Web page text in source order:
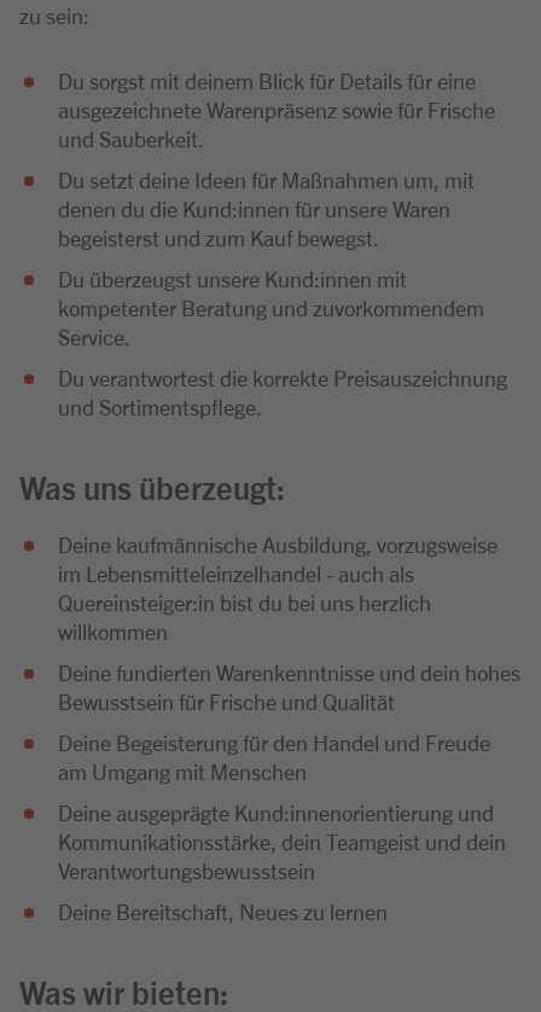
zu sein:
Du sorgst mit deinem Blick für Details für eine
ausgezeichnete Warenpräsenz sowie für Frische
und Sauberkeit.
Du setzt deine Ideen für Maßnahmen um, mit
denen du die Kund:innen für unsere Waren
begeisterst und zum Kauf bewegst.
Du überzeugst unsere Kund:innen mit
kompetenter Beratung und zuvorkommendem
Service.
Du verantwortest die korrekte Preisauszeichnung
und Sortimentspflege.
Was uns überzeugt:
Deine kaufmännische Ausbildung, vorzugsweise
im Lebensmitteleinzelhandel - auch als
Quereinsteiger:in bist du bei uns herzlich
willkommen
Deine fundierten Warenkenntnisse und dein hohes
Bewusstsein für Frische und Qualität
Deine Begeisterung für den Handel und Freude
am Umgang mit Menschen
Deine ausgeprägte Kund:innenorientierung und
Kommunikationsstärke, dein Teamgeist und dein
Verantwortungsbewusstsein
Deine Bereitschaft, Neues zu lernen
Was wir bieten: